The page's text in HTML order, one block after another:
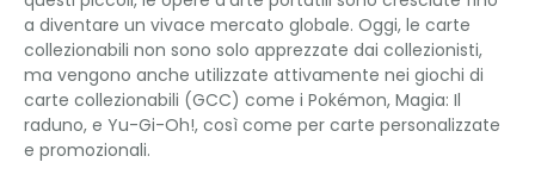
a diventare un vivace mercato globale. Oggi, le carte
collezionabili non sono solo apprezzate dai collezionisti,
ma vengono anche utilizzate attivamente nei giochi di
carte collezionabili (GCC) come i Pokémon, Magia: Il
raduno, e Yu-Gi-Oh!, così come per carte personalizzate
e promozionali.